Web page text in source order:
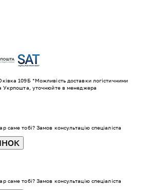
109Б *Можливість доставки логістичними
Укрпошта, уточнюйте в менеджера
саме тобі? Замов консультацію спеціаліста
саме тобі? Замов консультацію спеціаліста